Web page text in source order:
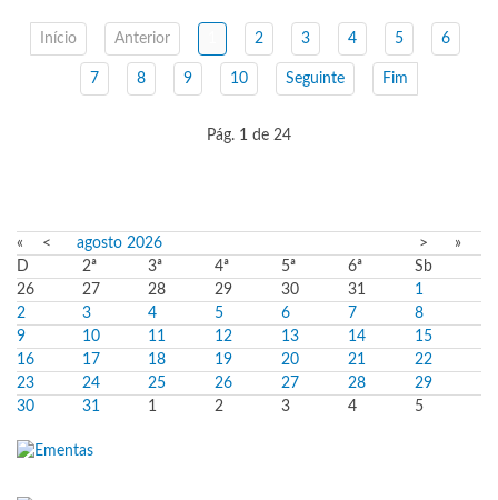
Início Anterior 2 3 4 5 6
7 8 9 10 Seguinte Fim
Pág. 1 de 24
« < agosto 2026 >
»
D
2ª 3ª 4ª 5ª 6ª
Sb
26
27 28 29 30 31
1
2
3 4 5 6 7
8
9
10 11 12 13 14
15
16
17 18 19 20 21
22
23
24 25 26 27 28
29
30
31 1 2 3 4 5